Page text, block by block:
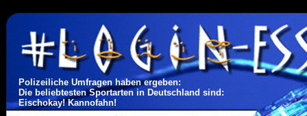
Polizeiliche Umfragen haben ergeben:
Die beliebtesten Sportarten in Deutschland sind:
Eischokay! Kannofahn!